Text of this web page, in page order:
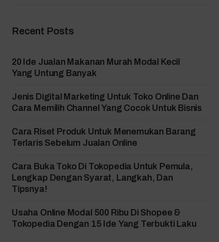
Recent Posts
20 Ide Jualan Makanan Murah Modal Kecil
Yang Untung Banyak
Jenis Digital Marketing Untuk Toko Online Dan
Cara Memilih Channel Yang Cocok Untuk Bisnis
Cara Riset Produk Untuk Menemukan Barang
Terlaris Sebelum Jualan Online
Cara Buka Toko Di Tokopedia Untuk Pemula,
Lengkap Dengan Syarat, Langkah, Dan
Tipsnya!
Usaha Online Modal 500 Ribu Di Shopee &
Tokopedia Dengan 15 Ide Yang Terbukti Laku